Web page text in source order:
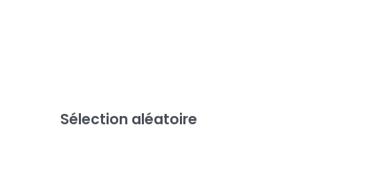
Sélection aléatoire